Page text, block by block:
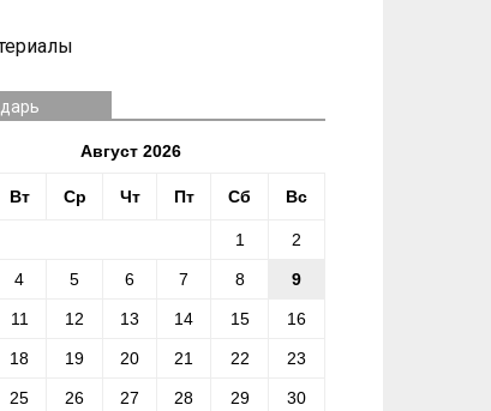
Август 2026
Вт Ср Чт Пт Сб Вс
1 2
4 5 6 7 8 9
11 12 13 14 15 16
18 19 20 21 22 23
25 26 27 28 29 30